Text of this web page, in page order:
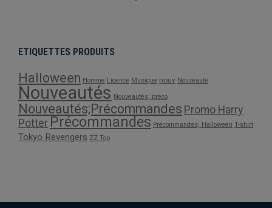
ETIQUETTES PRODUITS
Halloween Homme Licence Musique nouv Nouveauté
Nouveautés Nouveautés; preco
Nouveautés;Précommandes Promo Harry
Potter Précommandes Précommandes; Halloween T-shirt
Tokyo Revengers ZZ Top